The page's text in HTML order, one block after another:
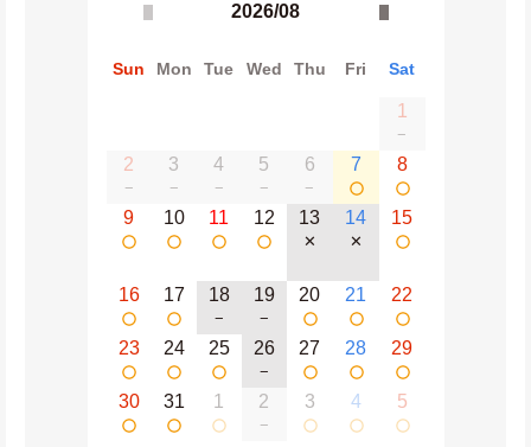
2026/08
Sun Mon Tue Wed Thu Fri Sat
1
−
2
−
3
−
4
−
5
−
6
−
7 8
9 10 11 12 13
✕
14
✕
15
16 17 18
−
19
−
20 21 22
23 24 25 26
−
27 28 29
30 31 1 2
−
3 4 5